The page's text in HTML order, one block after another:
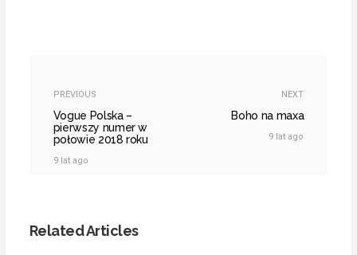
PREVIOUS
Vogue Polska –
pierwszy numer w
połowie 2018 roku
9 lat ago
NEXT
Boho na maxa
9 lat ago
Related Articles